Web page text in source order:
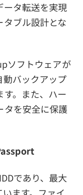
ータ転送を実現
タブル設計とな
ソフトウェアが
バックアップ
。また、ハー
タを安全に保護
であり、最大